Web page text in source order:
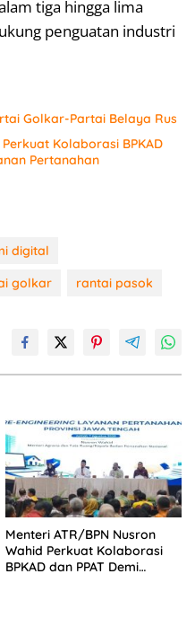
tiga hingga lima
penguatan industri
Golkar-Partai Belaya Rus
Kolaborasi BPKAD
Pertanahan
digital
golkar rantai pasok
Menteri ATR/BPN Nusron
Wahid Perkuat Kolaborasi
BPKAD dan PPAT Demi